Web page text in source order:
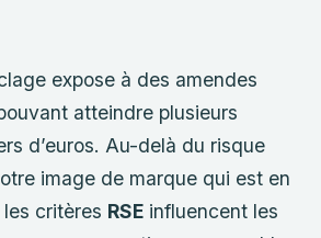
expose à des amendes
atteindre plusieurs
d’euros. Au-delà du risque
image de marque qui est en
les critères RSE influencent les